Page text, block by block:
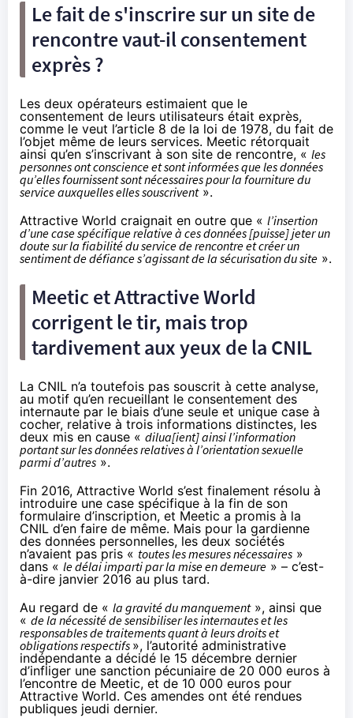
Le fait de s'inscrire sur un site de
rencontre vaut-il consentement
exprès ?
Les deux opérateurs estimaient que le
consentement de leurs utilisateurs était exprès,
comme le veut l’article 8 de la loi de 1978, du fait de
l’objet même de leurs services. Meetic rétorquait
ainsi qu’en s’inscrivant à son site de rencontre, « les
personnes ont conscience et sont informées que les données
qu’elles fournissent sont nécessaires pour la fourniture du
service auxquelles elles souscrivent».
Attractive World craignait en outre que « l’insertion
d’une case spécifique relative à ces données [puisse] jeter un
doute sur la fiabilité du service de rencontre et créer un
sentiment de défiance s’agissant de la sécurisation du site ».
Meetic et Attractive World
corrigent le tir, mais trop
tardivement aux yeux de la CNIL
La CNIL n’a toutefois pas souscrit à cette analyse,
au motif qu’en recueillant le consentement des
internaute par le biais d’une seule et unique case à
cocher, relative à trois informations distinctes, les
deux mis en cause « dilua[ient] ainsi l’information
portant sur les données relatives à l’orientation sexuelle
parmi d’autres ».
Fin 2016, Attractive World s’est finalement résolu à
introduire une case spécifique à la fin de son
formulaire d’inscription, et Meetic a promis à la
CNIL d’en faire de même. Mais pour la gardienne
des données personnelles, les deux sociétés
n’avaient pas pris « toutes les mesures nécessaires »
dans « le délai imparti par la mise en demeure » – c’est-
à-dire janvier 2016 au plus tard.
Au regard de « la gravité du manquement», ainsi que
« de la nécessité de sensibiliser les internautes et les
responsables de traitements quant à leurs droits et
obligations respectifs », l’autorité administrative
indépendante a décidé le 15 décembre dernier
d’infliger une sanction pécuniaire de 20 000 euros à
l’encontre de Meetic, et de 10 000 euros pour
Attractive World. Ces amendes ont été rendues
publiques jeudi dernier.